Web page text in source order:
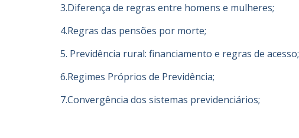
3.Diferença de regras entre homens e mulheres;
4.Regras das pensões por morte;
5. Previdência rural: financiamento e regras de acesso;
6.Regimes Próprios de Previdência;
7.Convergência dos sistemas previdenciários;